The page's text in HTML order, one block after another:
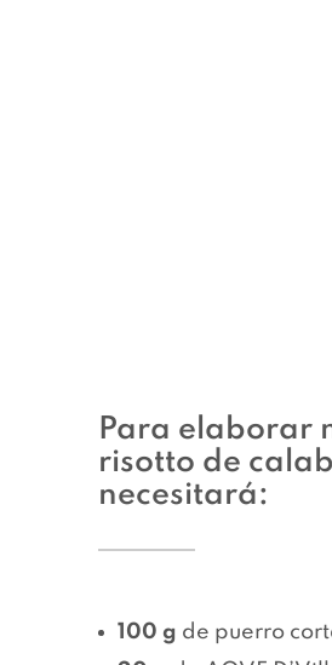
Para elaborar
risotto de
necesitará:
100 g de puerro